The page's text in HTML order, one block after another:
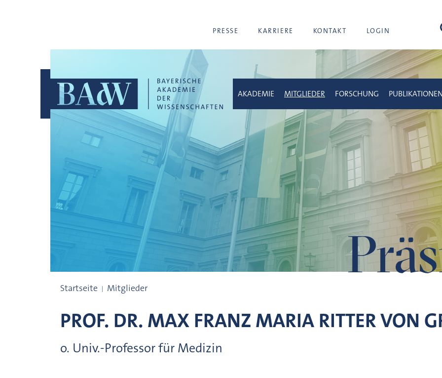
PRESSE KARRIERE KONTAKT LOGIN
AKADEMIE MITGLIEDER FORSCHUNG
Startseite Mitglieder
PROF. DR. MAX FRANZ MARIA RITTER VON
o. Univ.-Professor für Medizin